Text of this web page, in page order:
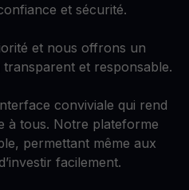
et sécurité.
et nous offrons un
et responsable.
conviviale qui rend
à tous. Notre plateforme
permettant même aux
facilement.